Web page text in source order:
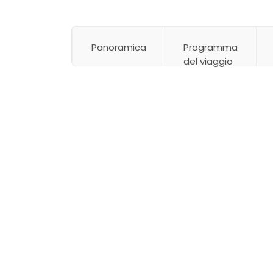
Panoramica
Programma
del viaggio